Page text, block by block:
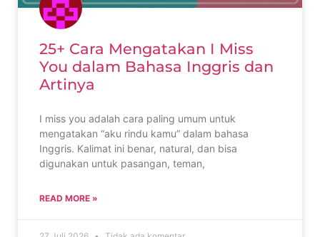
25+ Cara Mengatakan I Miss
You dalam Bahasa Inggris dan
Artinya
I miss you adalah cara paling umum untuk
mengatakan “aku rindu kamu” dalam bahasa
Inggris. Kalimat ini benar, natural, dan bisa
digunakan untuk pasangan, teman,
READ MORE »